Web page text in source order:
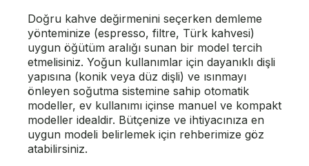
Doğru kahve değirmenini seçerken demleme
yönteminize (espresso, filtre, Türk kahvesi)
uygun öğütüm aralığı sunan bir model tercih
etmelisiniz. Yoğun kullanımlar için dayanıklı dişli
yapısına (konik veya düz dişli) ve ısınmayı
önleyen soğutma sistemine sahip otomatik
modeller, ev kullanımı içinse manuel ve kompakt
modeller idealdir. Bütçenize ve ihtiyacınıza en
uygun modeli belirlemek için rehberimize göz
atabilirsiniz.